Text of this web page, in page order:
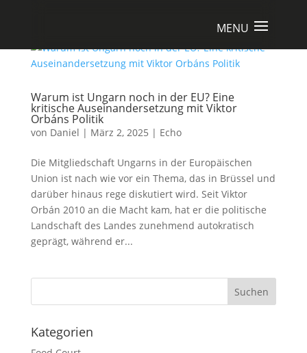
Warum ist Ungarn noch in der EU? Eine
kritische Auseinandersetzung mit Viktor
Orbáns Politik
von Daniel | März 2, 2025 | Echo
Die Mitgliedschaft Ungarns in der Europäischen
Union ist nach wie vor ein Thema, das in Brüssel und
darüber hinaus rege diskutiert wird. Seit Viktor
Orbán 2010 an die Macht kam, hat er die politische
Landschaft des Landes zunehmend autokratisch
geprägt, während er...
Suchen
Kategorien